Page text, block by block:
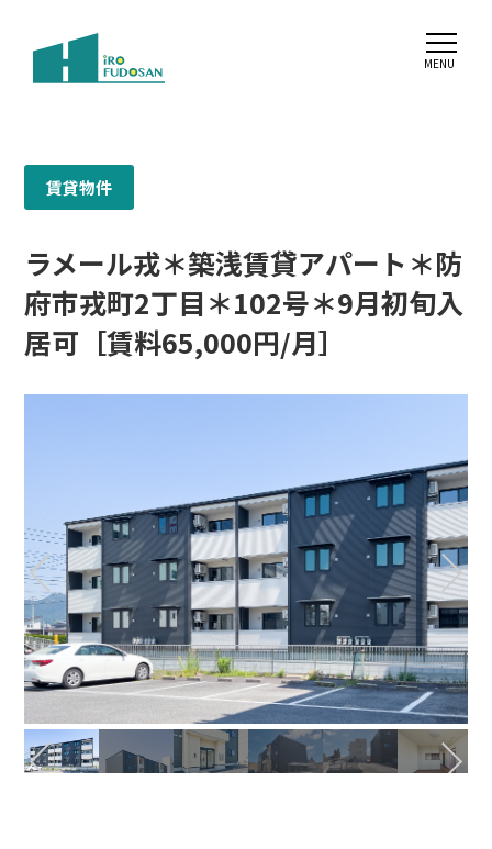
賃貸物件
ラメール戎＊築浅賃貸アパート＊防
府市戎町2丁目＊102号＊9月初旬入
居可［賃料65,000円/月］